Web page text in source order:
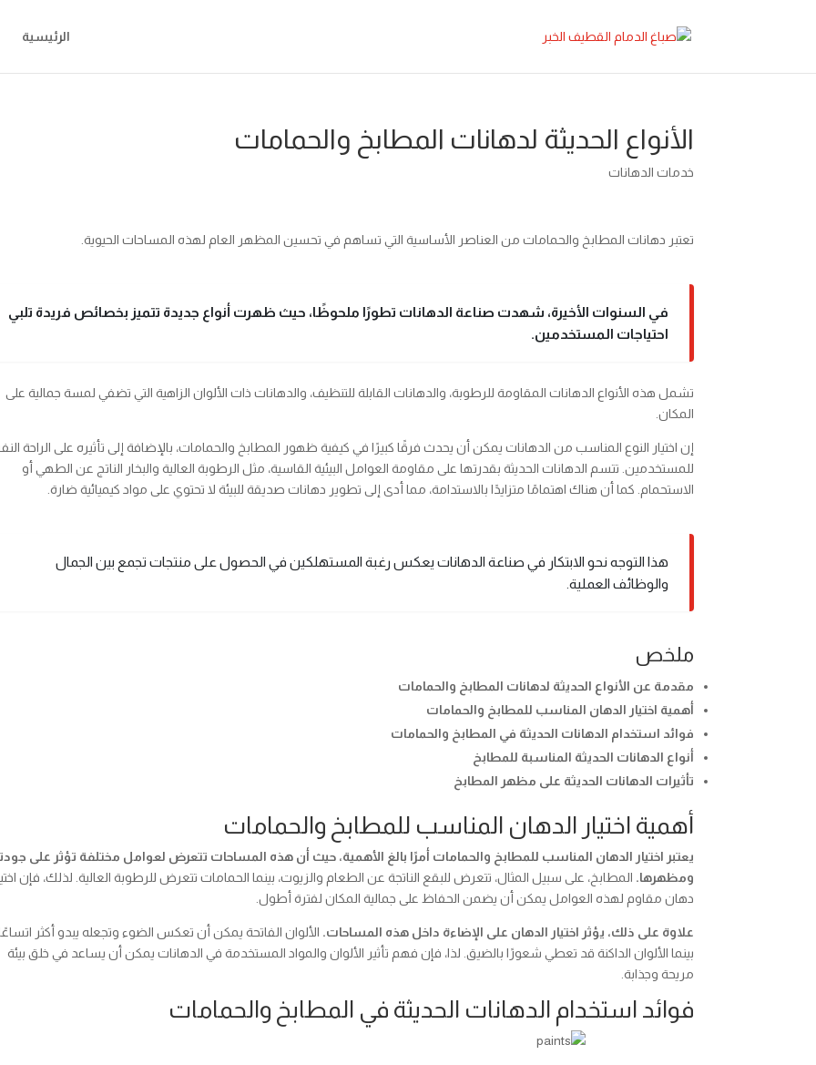
الرئيسية
الأنواع الحديثة لدهانات المطابخ والحمامات
خدمات الدهانات
تعتبر دهانات المطابخ والحمامات من العناصر الأساسية التي تساهم في تحسين المظهر العام لهذه المساحات الحيوية.
في السنوات الأخيرة، شهدت صناعة الدهانات تطورًا ملحوظًا، حيث ظهرت أنواع جديدة تتميز بخصائص فريدة تلبي
احتياجات المستخدمين.
تشمل هذه الأنواع الدهانات المقاومة للرطوبة، والدهانات القابلة للتنظيف، والدهانات ذات الألوان الزاهية التي تضفي لمسة جمالية على
المكان.
إن اختيار النوع المناسب من الدهانات يمكن أن يحدث فرقًا كبيرًا في كيفية ظهور المطابخ والحمامات، بالإضافة إلى تأثيره على الراحة
للمستخدمين. تتسم الدهانات الحديثة بقدرتها على مقاومة العوامل البيئية القاسية، مثل الرطوبة العالية والبخار الناتج عن الطهي أو
الاستحمام. كما أن هناك اهتمامًا متزايدًا بالاستدامة، مما أدى إلى تطوير دهانات صديقة للبيئة لا تحتوي على مواد كيميائية ضارة.
هذا التوجه نحو الابتكار في صناعة الدهانات يعكس رغبة المستهلكين في الحصول على منتجات تجمع بين الجمال
والوظائف العملية.
ملخص
مقدمة عن الأنواع الحديثة لدهانات المطابخ والحمامات
أهمية اختيار الدهان المناسب للمطابخ والحمامات
فوائد استخدام الدهانات الحديثة في المطابخ والحمامات
أنواع الدهانات الحديثة المناسبة للمطابخ
تأثيرات الدهانات الحديثة على مظهر المطابخ
أهمية اختيار الدهان المناسب للمطابخ والحمامات
يعتبر اختيار الدهان المناسب للمطابخ والحمامات أمرًا بالغ الأهمية، حيث أن هذه المساحات تتعرض لعوامل مختلفة تؤثر على
ومظهرها. المطابخ، على سبيل المثال، تتعرض للبقع الناتجة عن الطعام والزيوت، بينما الحمامات تتعرض للرطوبة العالية. لذلك، فإن
دهان مقاوم لهذه العوامل يمكن أن يضمن الحفاظ على جمالية المكان لفترة أطول.
علاوة على ذلك، يؤثر اختيار الدهان على الإضاءة داخل هذه المساحات. الألوان الفاتحة يمكن أن تعكس الضوء وتجعله يبدو أكثر
بينما الألوان الداكنة قد تعطي شعورًا بالضيق. لذا، فإن فهم تأثير الألوان والمواد المستخدمة في الدهانات يمكن أن يساعد في خلق بيئة
مريحة وجذابة.
فوائد استخدام الدهانات الحديثة في المطابخ والحمامات